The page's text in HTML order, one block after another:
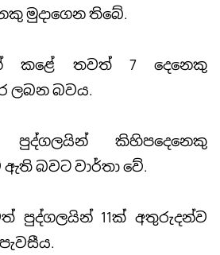
මුදාගෙන තිබේ.
කළේ තවත් 7 දෙනෙකු
ලබන බවය.
කිහිපදෙනෙකු
බවට වාර්තා වේ.
පුද්ගලයින් 11ක් අතුරුදන්ව